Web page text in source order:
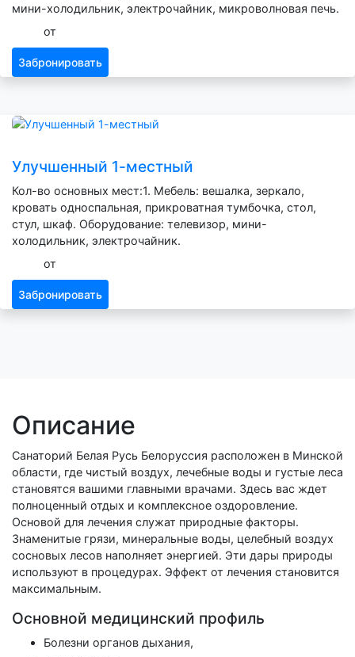
мини-холодильник, электрочайник, микроволновая печь.
от
Забронировать
Улучшенный 1-местный
Кол-во основных мест:1. Мебель: вешалка, зеркало,
кровать односпальная, прикроватная тумбочка, стол,
стул, шкаф. Оборудование: телевизор, мини-
холодильник, электрочайник.
от
Забронировать
Описание
Санаторий Белая Русь Белоруссия расположен в Минской
области, где чистый воздух, лечебные воды и густые леса
становятся вашими главными врачами. Здесь вас ждет
полноценный отдых и комплексное оздоровление.
Основой для лечения служат природные факторы.
Знаменитые грязи, минеральные воды, целебный воздух
сосновых лесов наполняет энергией. Эти дары природы
используют в процедурах. Эффект от лечения становится
максимальным.
Основной медицинский профиль
Болезни органов дыхания,